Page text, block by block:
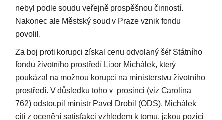
nebyl podle soudu veřejně prospěšnou činností.
Nakonec ale Městský soud v Praze vznik fondu
povolil.
Za boj proti korupci získal cenu odvolaný šéf Státního
fondu životního prostředí Libor Michálek, který
poukázal na možnou korupci na ministerstvu životního
prostředí. V důsledku toho v prosinci (viz Carolina
762) odstoupil ministr Pavel Drobil (ODS). Michálek
cítí z ocenění satisfakci vzhledem k tomu, jakou pozici